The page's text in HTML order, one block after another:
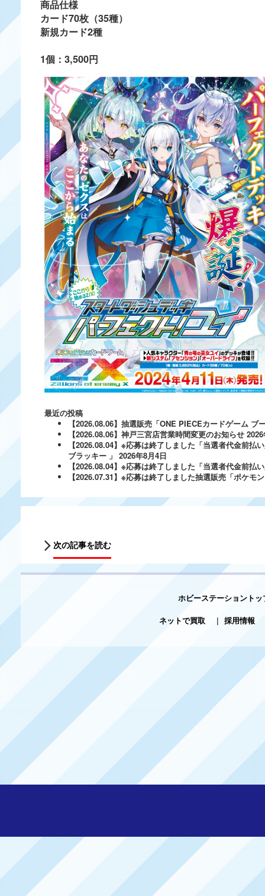
商品仕様
カード70枚（35種）
新規カード2種
1個：3,500円
最近の投稿
【2026.08.06】抽選販売「ONE PIECEカードゲーム ブ
【2026.08.06】神戸三宮店営業時間変更のお知らせ
【2026.08.04】※応募は終了しました「当選者代金前
ブラッキー 」 2026年8月4日
【2026.08.04】※応募は終了しました「当選者代金前
【2026.07.31】※応募は終了しました抽選販売「ポケ
次の記事を読む
ホビーステーショントッ
ネットで買取
| 採用情報